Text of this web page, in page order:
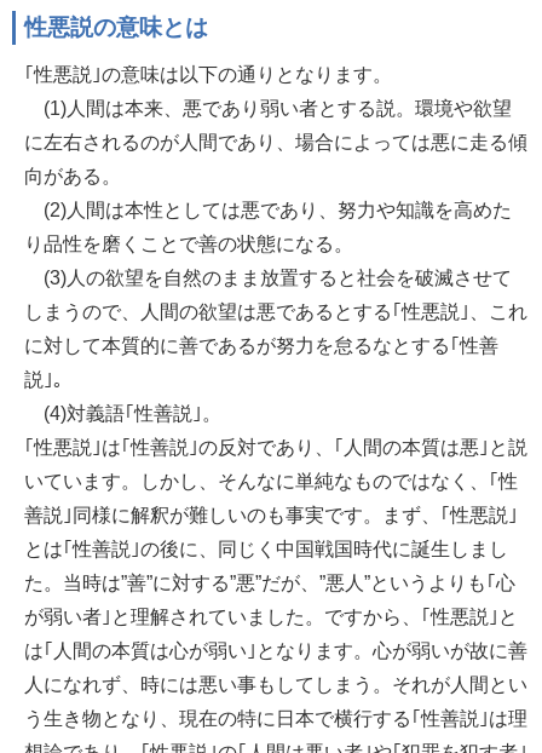
性悪説の意味とは
｢性悪説｣の意味は以下の通りとなります。
(1)人間は本来、悪であり弱い者とする説。環境や欲望
に左右されるのが人間であり、場合によっては悪に走る傾
向がある。
(2)人間は本性としては悪であり、努力や知識を高めた
り品性を磨くことで善の状態になる。
(3)人の欲望を自然のまま放置すると社会を破滅させて
しまうので、人間の欲望は悪であるとする｢性悪説｣、これ
に対して本質的に善であるが努力を怠るなとする｢性善
説｣。
(4)対義語｢性善説｣。
｢性悪説｣は｢性善説｣の反対であり、｢人間の本質は悪｣と説
いています。しかし、そんなに単純なものではなく、｢性
善説｣同様に解釈が難しいのも事実です。まず、｢性悪説｣
とは｢性善説｣の後に、同じく中国戦国時代に誕生しまし
た。当時は”善”に対する”悪”だが、”悪人”というよりも｢心
が弱い者｣と理解されていました。ですから、｢性悪説｣と
は｢人間の本質は心が弱い｣となります。心が弱いが故に善
人になれず、時には悪い事もしてしまう。それが人間とい
う生き物となり、現在の特に日本で横行する｢性善説｣は理